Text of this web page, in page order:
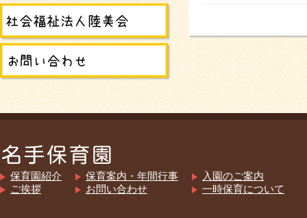
保育園紹介
ご挨拶
保育案内・年間行事
お問い合わせ
入園のご案内
一時保育について